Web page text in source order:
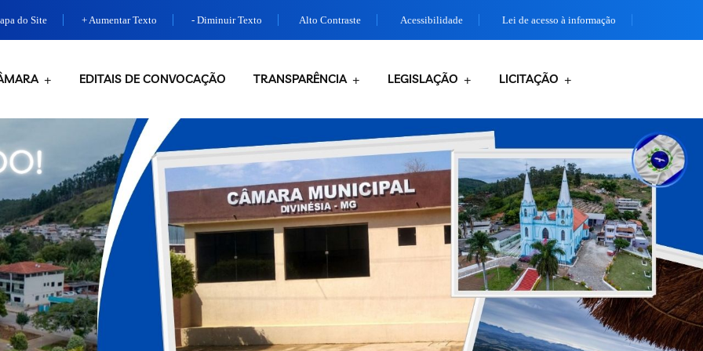
do Site + Aumentar Texto - Diminuir Texto Alto Contraste Acessibilidade Lei de acesso à informação
EDITAIS DE CONVOCAÇÃO TRANSPARÊNCIA LEGISLAÇÃO LICITAÇÃO